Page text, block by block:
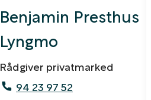
Benjamin Presthus
Lyngmo
Rådgiver privatmarked
94 23 97 52